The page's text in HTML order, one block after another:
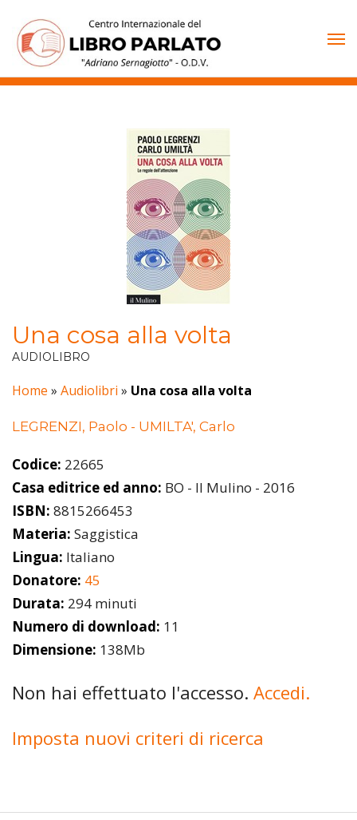
contenuto
Una cosa alla volta
AUDIOLIBRO
Home » Audiolibri » Una cosa alla volta
LEGRENZI, Paolo - UMILTA', Carlo
Codice: 22665
Casa editrice ed anno: BO - Il Mulino - 2016
ISBN: 8815266453
Materia: Saggistica
Lingua: Italiano
Donatore: 45
Durata: 294 minuti
Numero di download: 11
Dimensione: 138Mb
Non hai effettuato l'accesso. Accedi.
Imposta nuovi criteri di ricerca